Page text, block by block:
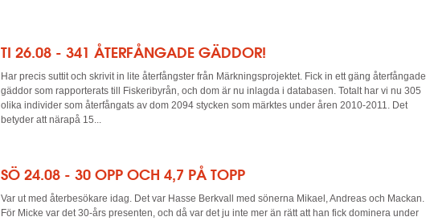
TI 26.08 - 341 ÅTERFÅNGADE GÄDDOR!
Har precis suttit och skrivit in lite återfångster från Märkningsprojektet. Fick in ett gäng återfångade
gäddor som rapporterats till Fiskeribyrån, och dom är nu inlagda i databasen. Totalt har vi nu 305
olika individer som återfångats av dom 2094 stycken som märktes under åren 2010-2011. Det
betyder att närapå 15...
SÖ 24.08 - 30 OPP OCH 4,7 PÅ TOPP
Var ut med återbesökare idag. Det var Hasse Berkvall med sönerna Mikael, Andreas och Mackan.
För Micke var det 30-års presenten, och då var det ju inte mer än rätt att han fick dominera under